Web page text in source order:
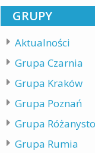
GRUPY
Aktualności
Grupa Czarnia
Grupa Kraków
Grupa Poznań
Grupa
Grupa Rumia